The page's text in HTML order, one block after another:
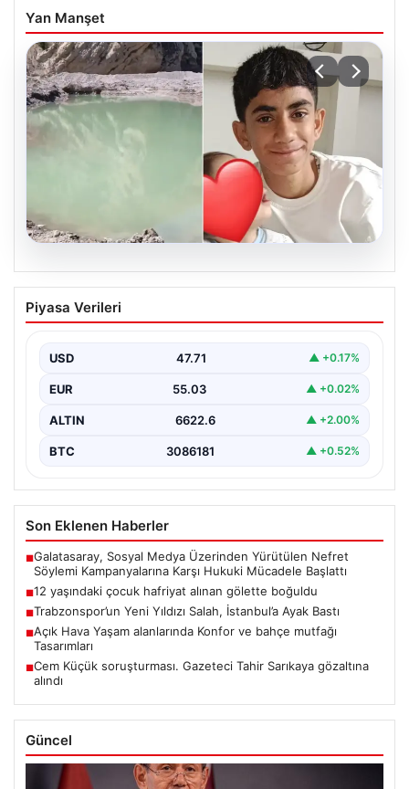
Yan Manşet
12 yaşındaki çocuk hafriyat alınan
gölette boğuldu
Boğuldu”, “content”: “ Erzurum’un Oltu ilçesinde
gerçekleşen…
Piyasa Verileri
USD 47.71 ▲ +0.17%
EUR 55.03 ▲ +0.02%
ALTIN 6622.6 ▲ +2.00%
BTC 3086181 ▲ +0.52%
Son Eklenen Haberler
■Galatasaray, Sosyal Medya Üzerinden Yürütülen Nefret
Söylemi Kampanyalarına Karşı Hukuki Mücadele Başlattı
■12 yaşındaki çocuk hafriyat alınan gölette boğuldu
■Trabzonspor’un Yeni Yıldızı Salah, İstanbul’a Ayak Bastı
■Açık Hava Yaşam alanlarında Konfor ve bahçe mutfağı
Tasarımları
■Cem Küçük soruşturması. Gazeteci Tahir Sarıkaya gözaltına
alındı
Güncel